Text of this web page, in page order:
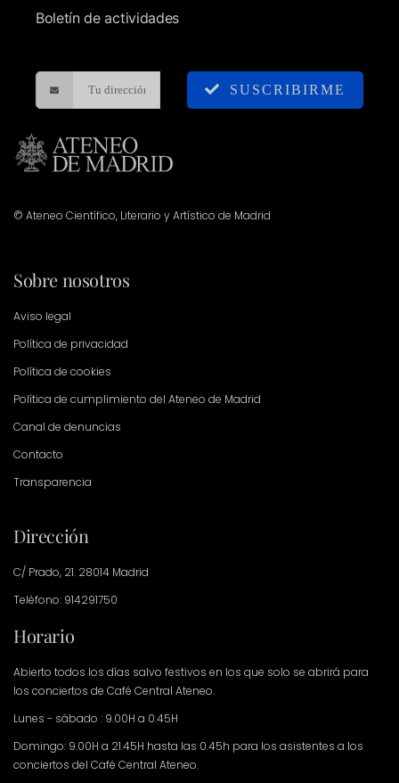
Boletín de actividades
SUSCRIBIRME
© Ateneo Científico, Literario y Artístico de Madrid
Sobre nosotros
Aviso legal
Política de privacidad
Política de cookies
Política de cumplimiento del Ateneo de Madrid
Canal de denuncias
Contacto
Transparencia
Dirección
C/ Prado, 21. 28014 Madrid
Teléfono: 914291750
Horario
Abierto todos los días salvo festivos en los que solo se abrirá para
los conciertos de Café Central Ateneo.
Lunes - sábado : 9.00H a 0.45H
Domingo: 9.00H a 21.45H hasta las 0.45h para los asistentes a los
conciertos del Café Central Ateneo.